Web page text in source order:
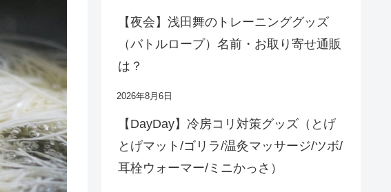
【夜会】浅田舞のトレーニンググッズ
（バトルロープ）名前・お取り寄せ通販
は？
2026年8月6日
【DayDay】冷房コリ対策グッズ（とげ
とげマット/ゴリラ/温灸マッサージ/ツボ/
耳栓ウォーマー/ミニかっさ）